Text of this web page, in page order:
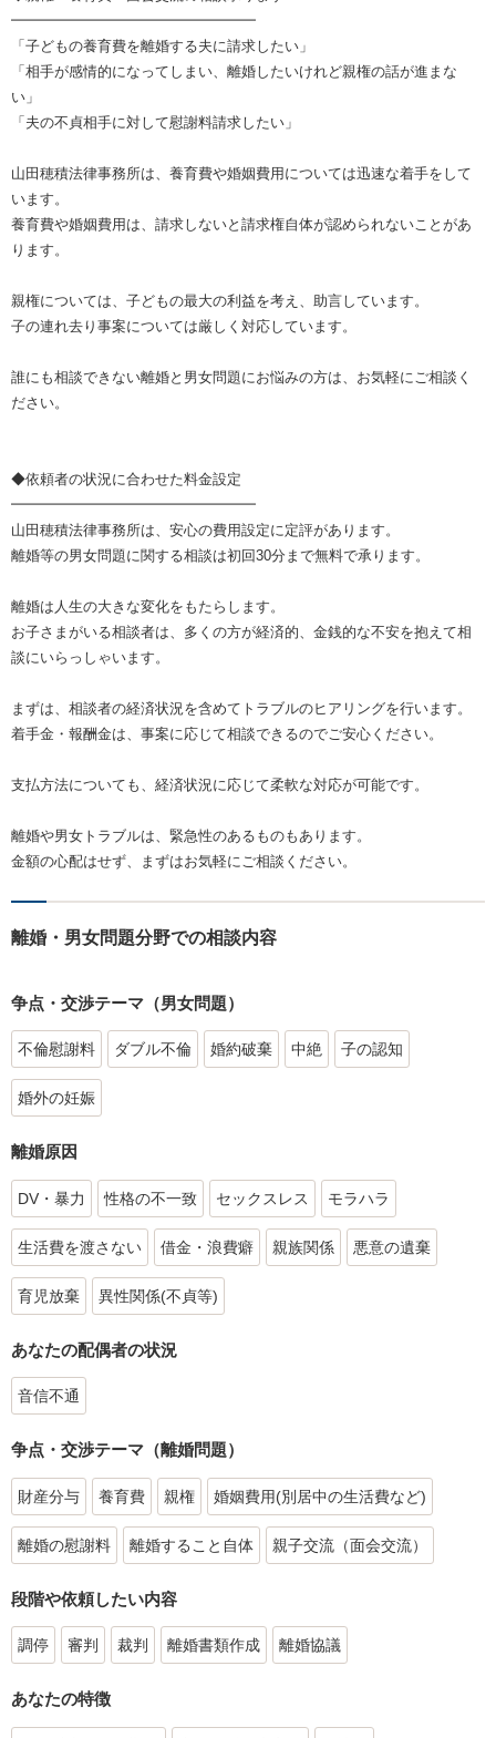
━━━━━━━━━━━━━━━━━
「子どもの養育費を離婚する夫に請求したい」
「相手が感情的になってしまい、離婚したいけれど親権の話が進まな
い」
「夫の不貞相手に対して慰謝料請求したい」
山田穂積法律事務所は、養育費や婚姻費用については迅速な着手をして
います。
養育費や婚姻費用は、請求しないと請求権自体が認められないことがあ
ります。
親権については、子どもの最大の利益を考え、助言しています。
子の連れ去り事案については厳しく対応しています。
誰にも相談できない離婚と男女問題にお悩みの方は、お気軽にご相談く
ださい。
◆依頼者の状況に合わせた料金設定
━━━━━━━━━━━━━━━━━
山田穂積法律事務所は、安心の費用設定に定評があります。
離婚等の男女問題に関する相談は初回30分まで無料で承ります。
離婚は人生の大きな変化をもたらします。
お子さまがいる相談者は、多くの方が経済的、金銭的な不安を抱えて相
談にいらっしゃいます。
まずは、相談者の経済状況を含めてトラブルのヒアリングを行います。
着手金・報酬金は、事案に応じて相談できるのでご安心ください。
支払方法についても、経済状況に応じて柔軟な対応が可能です。
離婚や男女トラブルは、緊急性のあるものもあります。
金額の心配はせず、まずはお気軽にご相談ください。
離婚・男女問題分野での相談内容
争点・交渉テーマ（男女問題）
不倫慰謝料 ダブル不倫 婚約破棄 中絶 子の認知
婚外の妊娠
離婚原因
DV・暴力 性格の不一致 セックスレス モラハラ
生活費を渡さない 借金・浪費癖 親族関係 悪意の遺棄
育児放棄 異性関係(不貞等)
あなたの配偶者の状況
音信不通
争点・交渉テーマ（離婚問題）
財産分与 養育費 親権 婚姻費用(別居中の生活費など)
離婚の慰謝料 離婚すること自体 親子交流（面会交流）
段階や依頼したい内容
調停 審判 裁判 離婚書類作成 離婚協議
あなたの特徴